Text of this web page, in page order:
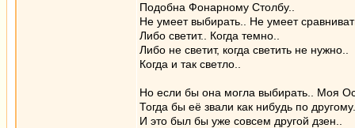
Подобна Фонарному Столбу..
Не умеет выбирать.. Не умеет
Либо светит.. Когда темно..
Либо не светит, когда светить не нужно..
Когда и так светло..
Но если бы она могла выбирать.. Моя
Тогда бы её звали как нибудь по другому.
И это был бы уже совсем другой дзен..